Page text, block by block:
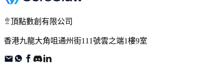
頂點數創有限公司
香港九龍大角咀通州街111號雲之端1樓9室